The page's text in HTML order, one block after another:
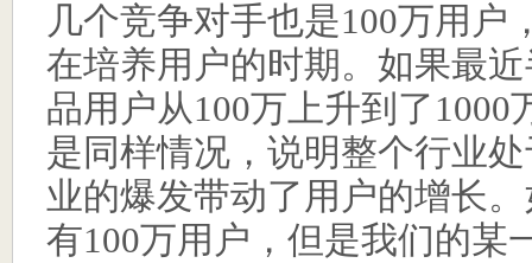
几个竞争对手也是100万用户
在培养用户的时期。如果最
品用户从100万上升到了1000
是同样情况，说明整个行业
业的爆发带动了用户的增长
有100万用户，但是我们的某